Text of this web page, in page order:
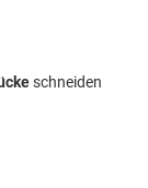
schneiden